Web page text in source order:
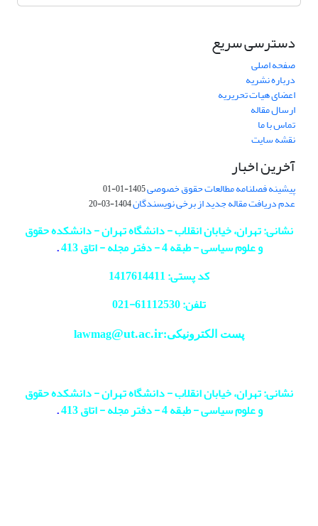
دسترسی سریع
صفحه اصلی
درباره نشریه
اعضای هیات تحریریه
ارسال مقاله
تماس با ما
نقشه سایت
آخرین اخبار
پیشینه فصلنامه مطالعات حقوق خصوصی1405-01-01
عدم دریافت مقاله جدید از برخی نویسندگان1404-03-20
نشانی: تهران، خیابان انقلاب - دانشگاه تهران - دانشکده حقوق
و علوم سیاسی - طبقه 4 - دفتر مجله - اتاق 413
.
کد پستی: 1417614411
تلفن: 61112530-
021
پست الکترونیکی:lawmag@ut.ac.ir
نشانی: تهران، خیابان انقلاب - دانشگاه تهران - دانشکده حقوق
و علوم سیاسی - طبقه 4 - دفتر مجله - اتاق 413
.